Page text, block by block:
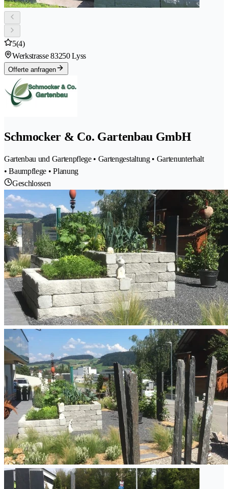
5(4)
Werkstrasse 83250 Lyss
Offerte anfragen
Schmocker & Co. Gartenbau GmbH
Gartenbau und Gartenpflege • Gartengestaltung • Gartenunterhalt
• Baumpflege • Planung
Geschlossen